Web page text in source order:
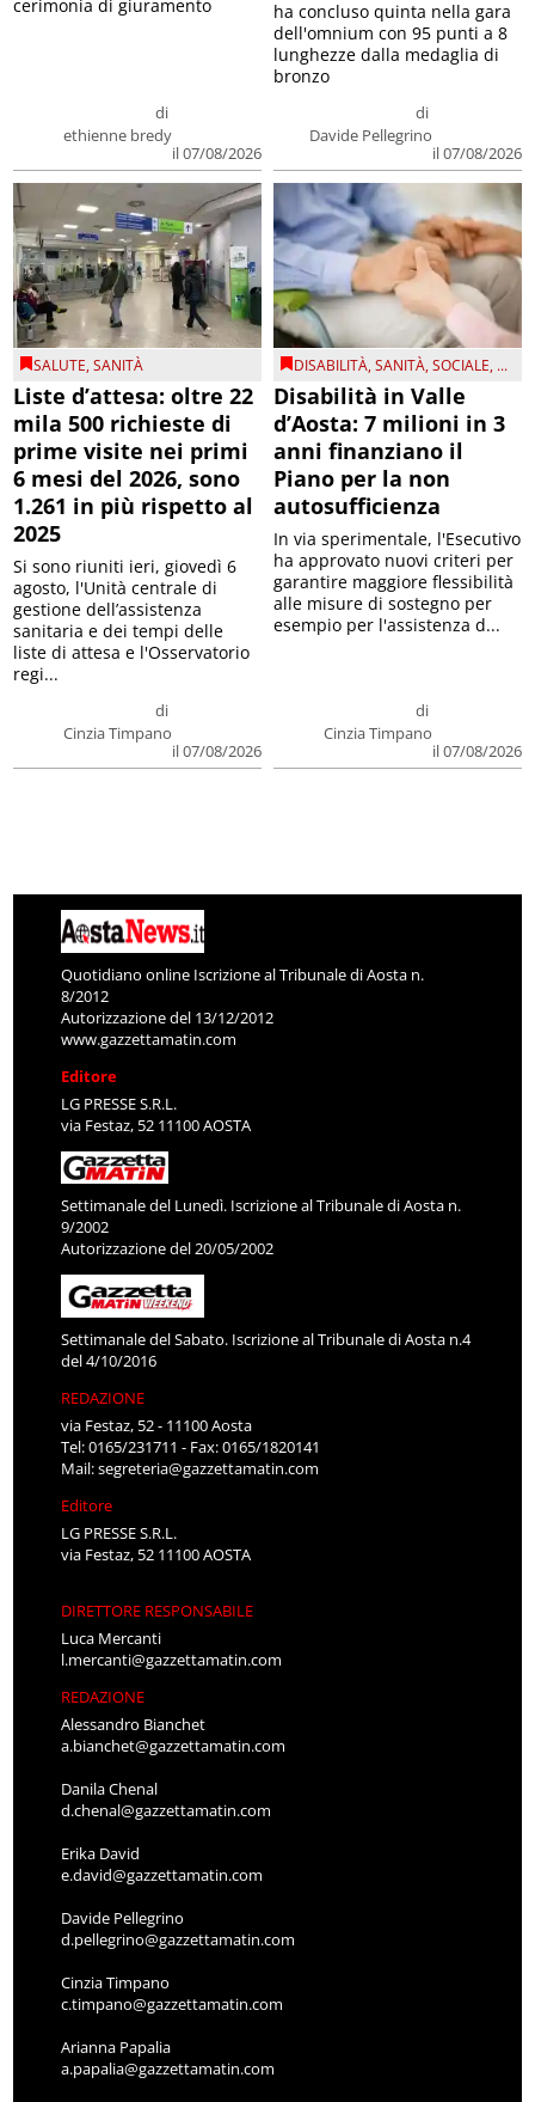
di
ethienne bredy
il 07/08/2026
cerimonia di giuramento
di
Davide Pellegrino
il 07/08/2026
ha concluso quinta nella gara
dell'omnium con 95 punti a 8
lunghezze dalla medaglia di
bronzo
SALUTE,SANITÀ
Liste d’attesa: oltre 22
mila 500 richieste di
prime visite nei primi
6 mesi del 2026, sono
1.261 in più rispetto al
2025
di
Cinzia Timpano
il 07/08/2026
Si sono riuniti ieri, giovedì 6
agosto, l'Unità centrale di
gestione dell’assistenza
sanitaria e dei tempi delle
liste di attesa e l'Osservatorio
regi...
DISABILITÀ,SANITÀ,SOCIALE, ...
Disabilità in Valle
d’Aosta: 7 milioni in 3
anni finanziano il
Piano per la non
autosufficienza
di
Cinzia Timpano
il 07/08/2026
In via sperimentale, l'Esecutivo
ha approvato nuovi criteri per
garantire maggiore flessibilità
alle misure di sostegno per
esempio per l'assistenza d...
Quotidiano online Iscrizione al Tribunale di Aosta n.
8/2012
Autorizzazione del 13/12/2012
www.gazzettamatin.com
Editore
LG PRESSE S.R.L.
via Festaz, 52 11100 AOSTA
Settimanale del Lunedì. Iscrizione al Tribunale di Aosta n.
9/2002
Autorizzazione del 20/05/2002
Settimanale del Sabato. Iscrizione al Tribunale di Aosta n.4
del 4/10/2016
REDAZIONE
via Festaz, 52 - 11100 Aosta
Tel: 0165/231711 - Fax: 0165/1820141
Mail:segreteria@gazzettamatin.com
Editore
LG PRESSE S.R.L.
via Festaz, 52 11100 AOSTA
DIRETTORE RESPONSABILE
Luca Mercanti
l.mercanti@gazzettamatin.com
REDAZIONE
Alessandro Bianchet
a.bianchet@gazzettamatin.com
Danila Chenal
d.chenal@gazzettamatin.com
Erika David
e.david@gazzettamatin.com
Davide Pellegrino
d.pellegrino@gazzettamatin.com
Cinzia Timpano
c.timpano@gazzettamatin.com
Arianna Papalia
a.papalia@gazzettamatin.com